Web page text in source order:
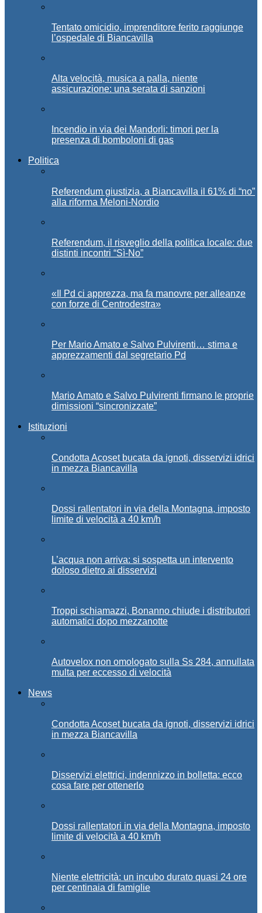
Tentato omicidio, imprenditore ferito raggiunge
l’ospedale di Biancavilla
Alta velocità, musica a palla, niente
assicurazione: una serata di sanzioni
Incendio in via dei Mandorli: timori per la
presenza di bomboloni di gas
Politica
Referendum giustizia, a Biancavilla il 61% di “no”
alla riforma Meloni-Nordio
Referendum, il risveglio della politica locale: due
distinti incontri “Sì-No”
«Il Pd ci apprezza, ma fa manovre per alleanze
con forze di Centrodestra»
Per Mario Amato e Salvo Pulvirenti… stima e
apprezzamenti dal segretario Pd
Mario Amato e Salvo Pulvirenti firmano le proprie
dimissioni “sincronizzate”
Istituzioni
Condotta Acoset bucata da ignoti, disservizi idrici
in mezza Biancavilla
Dossi rallentatori in via della Montagna, imposto
limite di velocità a 40 km/h
L’acqua non arriva: si sospetta un intervento
doloso dietro ai disservizi
Troppi schiamazzi, Bonanno chiude i distributori
automatici dopo mezzanotte
Autovelox non omologato sulla Ss 284, annullata
multa per eccesso di velocità
News
Condotta Acoset bucata da ignoti, disservizi idrici
in mezza Biancavilla
Disservizi elettrici, indennizzo in bolletta: ecco
cosa fare per ottenerlo
Dossi rallentatori in via della Montagna, imposto
limite di velocità a 40 km/h
Niente elettricità: un incubo durato quasi 24 ore
per centinaia di famiglie